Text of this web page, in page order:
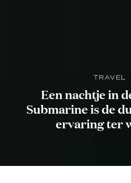
TRAVEL
Een nachtje in
Submarine is de
ervaring ter